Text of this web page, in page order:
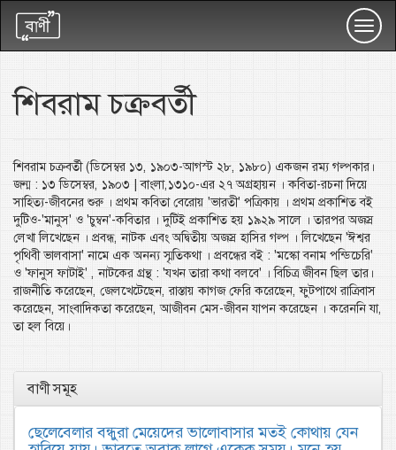
শিবরাম চক্রবর্তী
শিবরাম চক্রবর্তী (ডিসেম্বর ১৩, ১৯০৩-আগস্ট ২৮, ১৯৮০) একজন রম্য গল্পকার।
জন্ম : ১৩ ডিসেম্বর, ১৯০৩ | বাংলা,১৩১০-এর ২৭ অগ্রহায়ন । কবিতা-রচনা দিয়ে
সাহিত্য-জীবনের শুরু । প্রথম কবিতা বেরোয় 'ভারতী' পত্রিকায় । প্রথম প্রকাশিত বই
দুটিও-'মানুস' ও 'চুম্বন'-কবিতার । দুটিই প্রকাশিত হয় ১৯২৯ সালে । তারপর অজস্র
লেখা লিখেছেন । প্রবন্ধ, নাটক এবং অদ্বিতীয় অজস্র হাসির গল্প । লিখেছেন 'ঈশ্বর
পৃথিবী ভালবাসা' নামে এক অনন্য স্মৃতিকথা । প্রবন্ধের বই : 'মস্কো বনাম পন্ডিচেরি'
ও 'ফানুস ফাটাই' , নাটকের গ্রন্থ : 'যখন তারা কথা বলবে' । বিচিত্র জীবন ছিল তার।
রাজনীতি করেছেন, জেলখেটেছেন, রাস্তায় কাগজ ফেরি করেছেন, ফুটপাথে রাত্রিবাস
করেছেন, সাংবাদিকতা করেছেন, আজীবন মেস-জীবন যাপন করেছেন । করেননি যা,
তা হল বিয়ে।
বাণী সমূহ
ছেলেবেলার বন্ধুরা মেয়েদের ভালোবাসার মতই কোথায় যেন